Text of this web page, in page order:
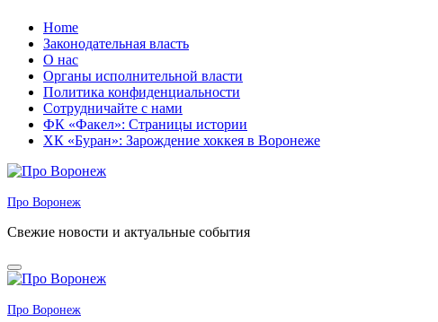
Перейти
содержанию
Home
Законодательная власть
О нас
Органы исполнительной власти
Политика конфиденциальности
Сотрудничайте с нами
ФК «Факел»: Страницы истории
ХК «Буран»: Зарождение хоккея в Воронеже
Про Воронеж
Свежие новости и актуальные события
Про Воронеж